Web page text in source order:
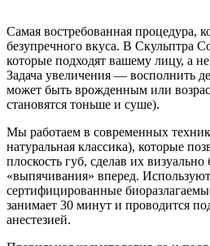
Самая востребованная процедура,
безупречного вкуса. В Скульптра
которые подходят вашему лицу, а
Задача увеличения — восполнить
может быть врожденным или
становятся тоньше и суше).
Мы работаем в современных
натуральная классика), которые
плоскость губ, сделав их
«выпячивания» вперед.
сертифицированные
занимает 30 минут и проводится
анестезией.